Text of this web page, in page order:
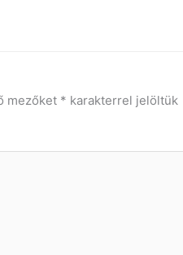
mezőket * karakterrel jelöltük